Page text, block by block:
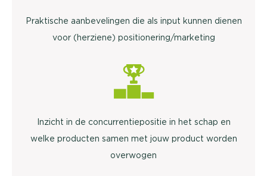
Praktische aanbevelingen die als input kunnen dienen
voor (herziene) positionering/marketing
Inzicht in de concurrentiepositie in het schap en
welke producten samen met jouw product worden
overwogen